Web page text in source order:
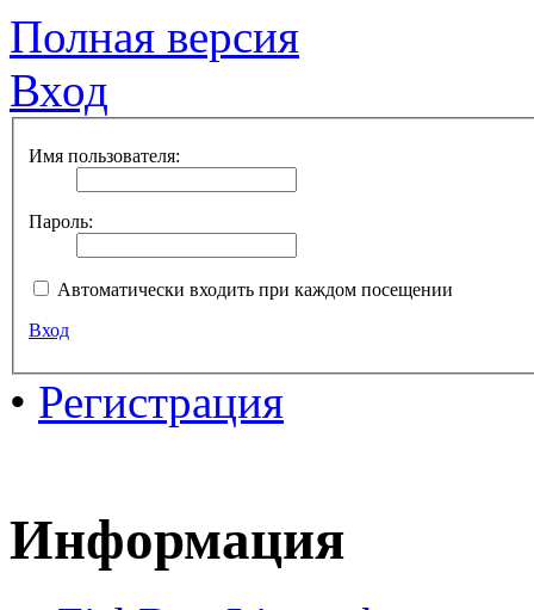
Полная версия
Вход
Имя пользователя:
Пароль:
Автоматически входить при каждом посещении
Вход
• Регистрация
Информация